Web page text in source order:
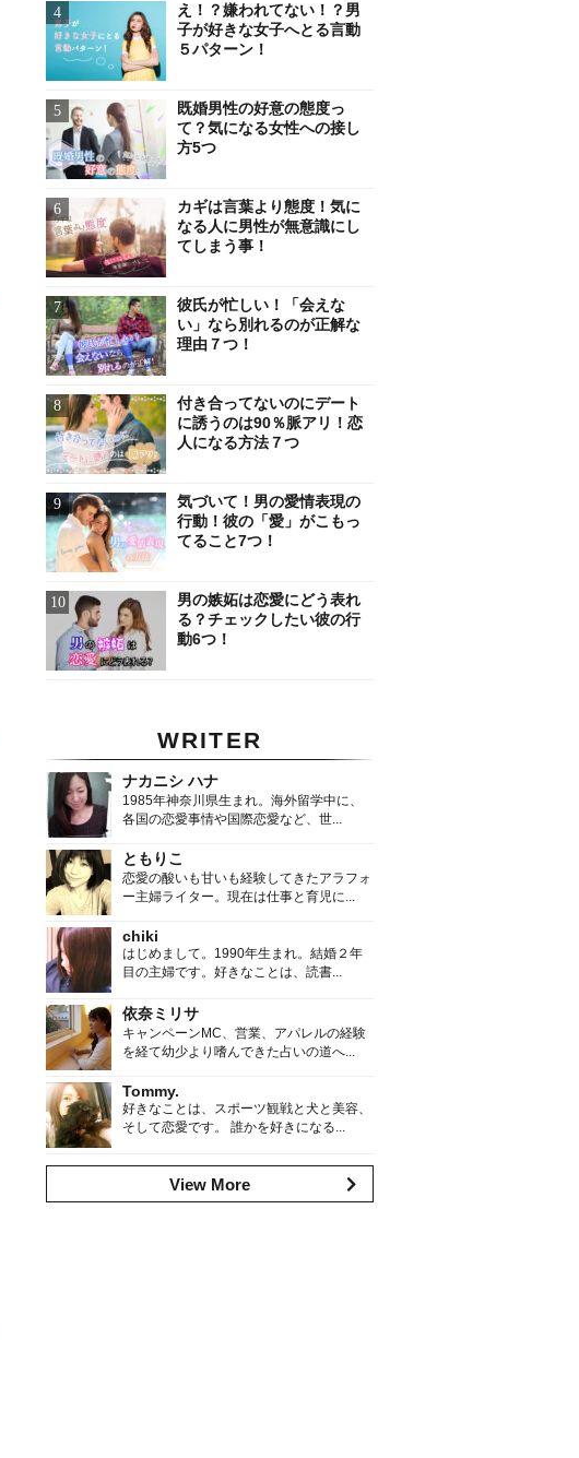
え！？嫌われてない！？男
子が好きな女子へとる言動
５パターン！
既婚男性の好意の態度っ
て？気になる女性への接し
方5つ
カギは言葉より態度！気に
なる人に男性が無意識にし
てしまう事！
彼氏が忙しい！「会えな
い」なら別れるのが正解な
理由７つ！
付き合ってないのにデート
に誘うのは90％脈アリ！恋
人になる方法７つ
気づいて！男の愛情表現の
行動！彼の「愛」がこもっ
てること7つ！
男の嫉妬は恋愛にどう表れ
る？チェックしたい彼の行
動6つ！
WRITER
ナカニシ ハナ
1985年神奈川県生まれ。海外留学中に、
各国の恋愛事情や国際恋愛など、世...
ともりこ
恋愛の酸いも甘いも経験してきたアラフォ
ー主婦ライター。現在は仕事と育児に...
chiki
はじめまして。1990年生まれ。結婚２年
目の主婦です。好きなことは、読書...
依奈ミリサ
キャンペーンMC、営業、アパレルの経験
を経て幼少より嗜んできた占いの道へ...
Tommy.
好きなことは、スポーツ観戦と犬と美容、
そして恋愛です。 誰かを好きになる...
View More